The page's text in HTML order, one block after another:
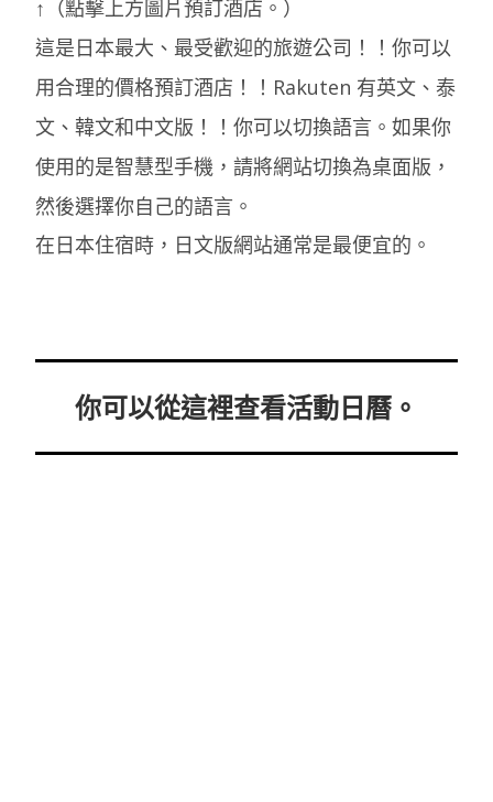
↑（點擊上方圖片預訂酒店。）
這是日本最大、最受歡迎的旅遊公司！！你可以
用合理的價格預訂酒店！！Rakuten 有英文、泰
文、韓文和中文版！！你可以切換語言。如果你
使用的是智慧型手機，請將網站切換為桌面版，
然後選擇你自己的語言。
在日本住宿時，日文版網站通常是最便宜的。
你可以從這裡查看活動日曆。